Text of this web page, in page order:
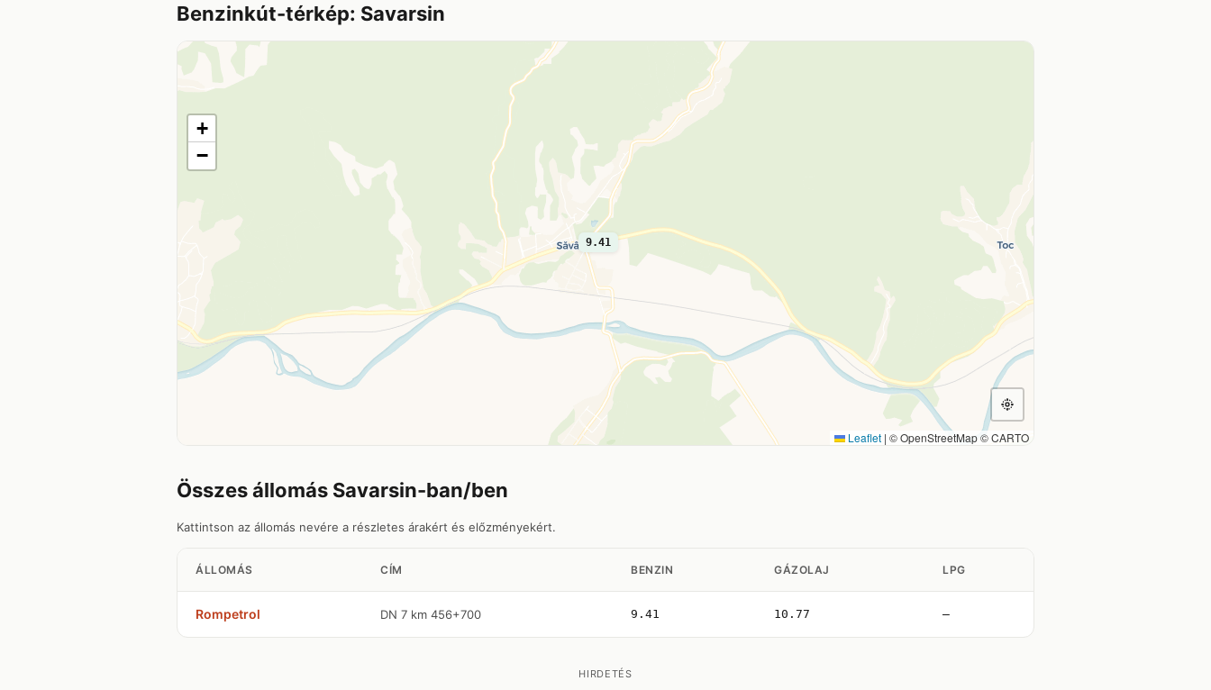
Benzinkút-térkép: Savarsin
9.41
+
−
Leaflet | © OpenStreetMap © CARTO
Összes állomás Savarsin-ban/ben
Kattintson az állomás nevére a részletes árakért és előzményekért.
ÁLLOMÁS CÍM BENZIN GÁZOLAJ LPG
Rompetrol DN 7 km 456+700 9.41 10.77 —
HIRDETÉS